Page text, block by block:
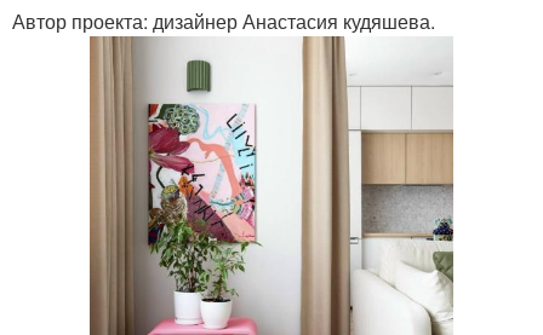
Автор проекта: дизайнер Анастасия кудяшева.